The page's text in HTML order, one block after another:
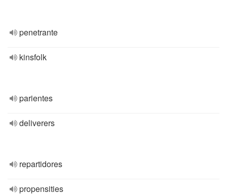
penetrante
kinsfolk
parientes
deliverers
repartidores
propensities